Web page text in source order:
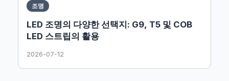
조명
LED 조명의 다양한 선택지: G9, T5 및 COB
LED 스트립의 활용
2026-07-12